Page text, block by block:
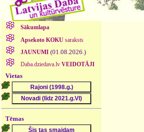
Sākumlapa
Apsekoto KOKUsaraksts
JAUNUMI (01.08.2026.)
Daba.dziedava.lv VEIDOTĀJI
Vietas
Tēmas